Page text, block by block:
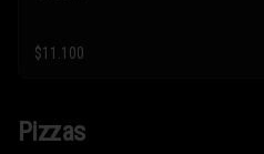
* Los ingredientes no son intercambiables.
Sólo puedes solicitar eliminar un
$11.100
Pizzas